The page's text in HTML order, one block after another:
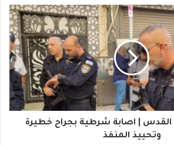
| اصابة شرطية بجراح خطيرة
وتحييذ المنفذ